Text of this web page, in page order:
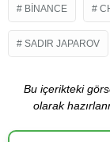
BINANCE
SADIR JAPAROV
Bu içerikteki
olarak